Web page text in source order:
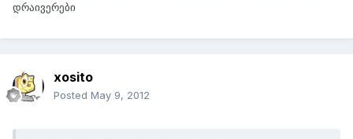
დრაივერები
xosito
Posted May 9, 2012